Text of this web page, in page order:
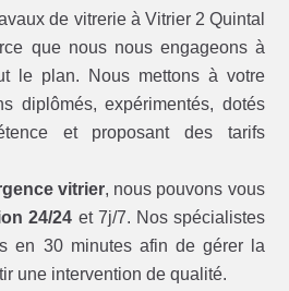
de vitrerie à Vitrier 2 Quintal
que nous nous engageons à
le plan. Nous mettons à votre
diplômés, expérimentés, dotés
et proposant des tarifs
vitrier, nous pouvons vous
24/24 et 7j/7. Nos spécialistes
en 30 minutes afin de gérer la
une intervention de qualité.